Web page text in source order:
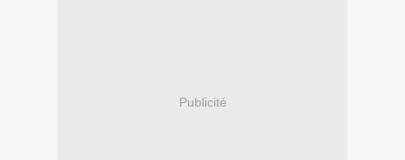
Publicité